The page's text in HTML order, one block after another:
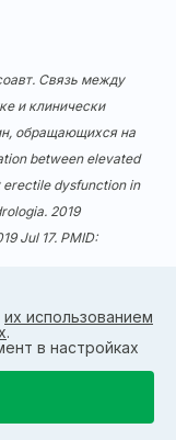
Связь между
и клинически
обращающихся на
between elevated
dysfunction in
2019
Jul 17. PMID:
препарата для
удостоверение:
их использованием
.
в настройках